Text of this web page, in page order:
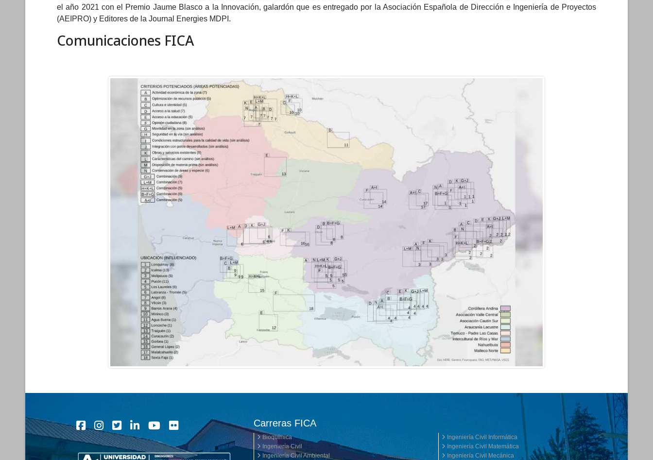
el año 2021 con el Premio Jaume Blasco a la Innovación, galardón que es entregado por la Asociación Española de Dirección e Ingeniería de Proyectos
(AEIPRO) y Editores de la Journal Energies MDPI.
Comunicaciones FICA
Carreras FICA
Bioquímica
Ingeniería Civil
Ingeniería Civil Ambiental
Ingeniería Civil Informática
Ingeniería Civil Matemática
Ingeniería Civil Mecánica